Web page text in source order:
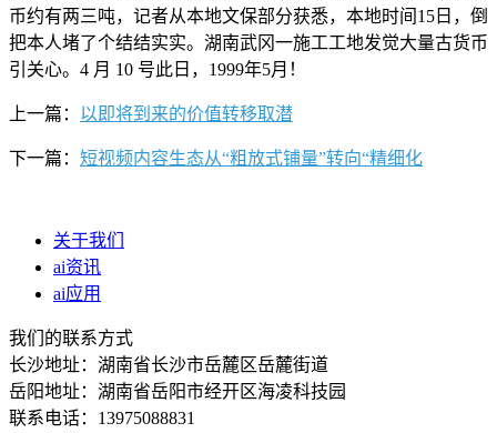
币约有两三吨，记者从本地文保部分获悉，本地时间15日，倒
把本人堵了个结结实实。湖南武冈一施工工地发觉大量古货币
引关心。4 月 10 号此日，1999年5月！
上一篇： 以即将到来的价值转移取潜
下一篇： 短视频内容生态从“粗放式铺量”转向“精细化
关于我们
ai资讯
ai应用
我们的联系方式
长沙地址：湖南省长沙市岳麓区岳麓街道
岳阳地址：湖南省岳阳市经开区海凌科技园
联系电话：13975088831